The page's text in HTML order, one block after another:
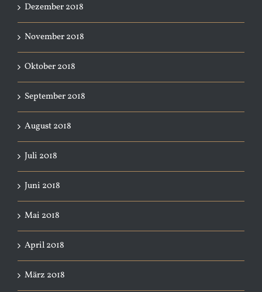
Dezember 2018
November 2018
Oktober 2018
September 2018
August 2018
Juli 2018
Juni 2018
Mai 2018
April 2018
März 2018